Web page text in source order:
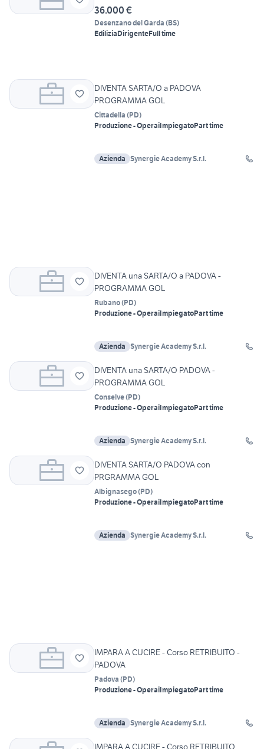
36.000 €
Desenzano del Garda (BS)
EdiliziaDirigenteFull time
DIVENTA SARTA/O a PADOVA
PROGRAMMA GOL
Cittadella (PD)
Produzione - OperaiImpiegatoPart time
Azienda Synergie Academy S.r.l.
DIVENTA una SARTA/O a PADOVA -
PROGRAMMA GOL
Rubano(PD)
Produzione - OperaiImpiegatoPart time
Azienda Synergie Academy S.r.l.
DIVENTA una SARTA/O PADOVA -
PROGRAMMA GOL
Conselve(PD)
Produzione - OperaiImpiegatoPart time
Azienda Synergie Academy S.r.l.
DIVENTA SARTA/O PADOVA con
PRGRAMMA GOL
Albignasego(PD)
Produzione - OperaiImpiegatoPart time
Azienda Synergie Academy S.r.l.
IMPARA A CUCIRE - Corso RETRIBUITO -
PADOVA
Padova (PD)
Produzione - OperaiImpiegatoPart time
Azienda Synergie Academy S.r.l.
IMPARA A CUCIRE - Corso RETRIBUITO